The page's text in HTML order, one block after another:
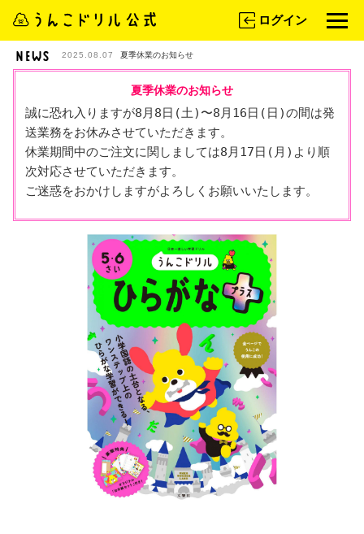
ログイン
2025.08.07 夏季休業のお知らせ
夏季休業のお知らせ
誠に恐れ入りますが8月8日(土)〜8月16日(日)の間は発
送業務をお休みさせていただきます。
休業期間中のご注文に関しましては8月17日(月)より順
次対応させていただきます。
ご迷惑をおかけしますがよろしくお願いいたします。